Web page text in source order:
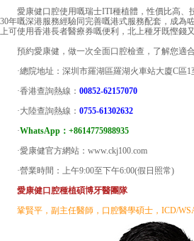
愛康健口腔使用嘅瑞士ITI種植體，性價比高、
30年嘅深港服務經驗同完善嘅港式服務配套，成為
上可使用香港長者醫療券嘅便利，北上種牙既慳錢又
預約愛康健，做一次全面口腔檢查，了解您適合
·總院地址：深圳市羅湖區羅湖火車站大廈C區1
·香港查詢熱線： 00852-62157070
·大陸查詢熱線： 0755-61302632
·WhatsApp：+8614775988935
·愛康健官方網站：www.ckj100.com
·營業時間：上午9:00至下午6:00(假日照常)
愛康健口腔種植碩博牙醫團隊
鞏賢平，副主任醫師，口腔醫學碩士，ICD/